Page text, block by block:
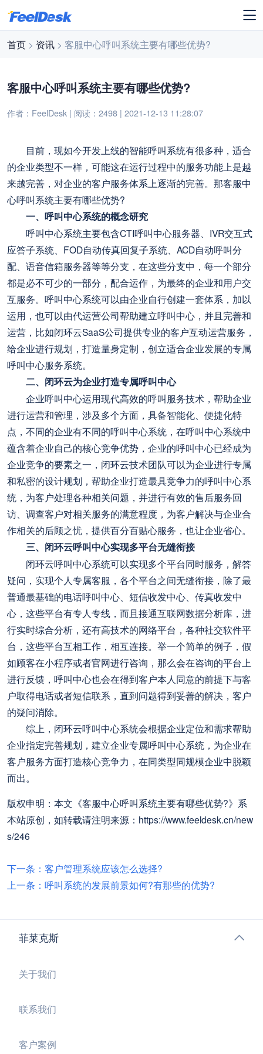
首页 > 资讯 > 客服中心呼叫系统主要有哪些优势?
客服中心呼叫系统主要有哪些优势?
作者：FeelDesk | 阅读：2498 | 2021-12-13 11:28:07
目前，现如今开发上线的智能呼叫系统有很多种，适合
的企业类型不一样，可能这在运行过程中的服务功能上是越
来越完善，对企业的客户服务体系上逐渐的完善。那客服中
心呼叫系统主要有哪些优势?
一、呼叫中心系统的概念研究
呼叫中心系统主要包含CTI呼叫中心服务器、IVR交互式
应答子系统、FOD自动传真回复子系统、ACD自动呼叫分
配、语音信箱服务器等等分支，在这些分支中，每一个部分
都是必不可少的一部分，配合运作，为最终的企业和用户交
互服务。呼叫中心系统可以由企业自行创建一套体系，加以
运用，也可以由代运营公司帮助建立呼叫中心，并且完善和
运营，比如闭环云SaaS公司提供专业的客户互动运营服务，
给企业进行规划，打造量身定制，创立适合企业发展的专属
呼叫中心服务系统。
二、闭环云为企业打造专属呼叫中心
企业呼叫中心运用现代高效的呼叫服务技术，帮助企业
进行运营和管理，涉及多个方面，具备智能化、便捷化特
点，不同的企业有不同的呼叫中心系统，在呼叫中心系统中
蕴含着企业自己的核心竞争优势，企业的呼叫中心已经成为
企业竞争的要素之一，闭环云技术团队可以为企业进行专属
和私密的设计规划，帮助企业打造最具竞争力的呼叫中心系
统，为客户处理各种相关问题，并进行有效的售后服务回
访、调查客户对相关服务的满意程度，为客户解决与企业合
作相关的后顾之忧，提供百分百贴心服务，也让企业省心。
三、闭环云呼叫中心实现多平台无缝衔接
闭环云呼叫中心系统可以实现多个平台同时服务，解答
疑问，实现个人专属客服，各个平台之间无缝衔接，除了最
普通最基础的电话呼叫中心、短信收发中心、传真收发中
心，这些平台有专人专线，而且接通互联网数据分析库，进
行实时综合分析，还有高技术的网络平台，各种社交软件平
台，这些平台互相工作，相互连接。举一个简单的例子，假
如顾客在小程序或者官网进行咨询，那么会在咨询的平台上
进行反馈，呼叫中心也会在得到客户本人同意的前提下与客
户取得电话或者短信联系，直到问题得到妥善的解决，客户
的疑问消除。
综上，闭环云呼叫中心系统会根据企业定位和需求帮助
企业指定完善规划，建立企业专属呼叫中心系统，为企业在
客户服务方面打造核心竞争力，在同类型同规模企业中脱颖
而出。
版权申明：本文《客服中心呼叫系统主要有哪些优势?》系
本站原创，如转载请注明来源：https://www.feeldesk.cn/new
s/246
下一条：客户管理系统应该怎么选择?
上一条：呼叫系统的发展前景如何?有那些的优势?
菲莱克斯
关于我们
联系我们
客户案例